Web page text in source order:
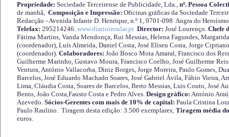
Propriedade: Sociedade Terceirense de Publicidade, Lda., nº. Pessoa
de manhã, Composição e Impressão: Oficinas gráficas da Sociedade
Redacção - Avenida Infante D. Henrique, n.º 1, 9701-098 Angra do
Telefax: 295214246. www.diarioinsular.pt Director: José Lourenço. Chefe
Fátima Martins, Vanda Mendonça, Rui Messias, Helena Fagundes,
(coordenador), Luís Almeida, Daniel Costa, José Eliseu Costa, Jorge
(coordenador). Colaboradores: João Bosco Mota Amaral, Francisco dos
Guilherme Marinho, Gustavo Moura, Francisco Coelho, José Guilherme
Ventura, António Vallacorba, Diniz Borges, Jorge Moreira, Paulo Gomes,
Barcelos, José Eduardo Machado Soares, José Gabriel Ávila, Fábio Vieira,
Lima, Cláudia Costa, Soares de Barcelos, Berto Messias, Luis Couto, José
Bento, João Costa,Fausto Costa e Pedro Alves. Design gráfico: António
Azevedo. Sócios-Gerentes com mais de 10% de capital: Paula Cristina
Paulo Raulino. Tiragem desta edição: 3.500 exemplares; Tiragem média
euros.